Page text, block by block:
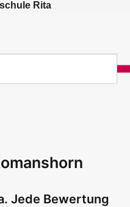
Rita
Jede Bewertung